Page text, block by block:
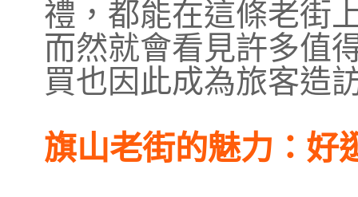
禮，都能在這條老街
而然就會看見許多值
買也因此成為旅客造
旗山老街的魅力：好